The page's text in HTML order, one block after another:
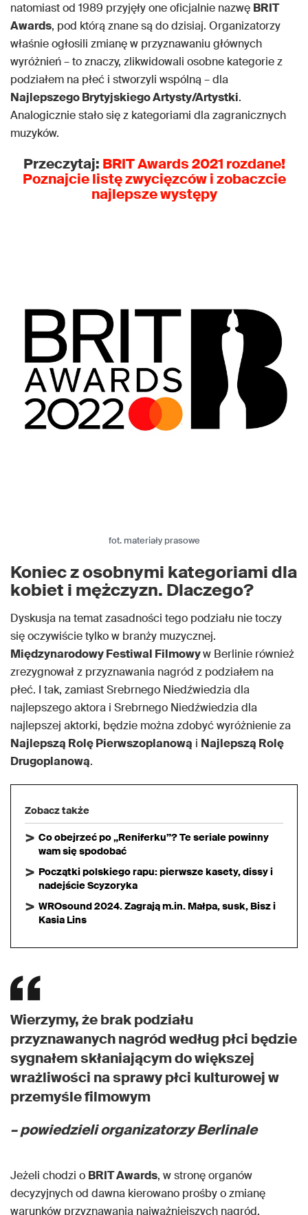
natomiast od 1989 przyjęły one oficjalnie nazwę BRIT
Awards, pod którą znane są do dzisiaj. Organizatorzy
właśnie ogłosili zmianę w przyznawaniu głównych
wyróżnień – to znaczy, zlikwidowali osobne kategorie z
podziałem na płeć i stworzyli wspólną – dla
Najlepszego Brytyjskiego Artysty/Artystki.
Analogicznie stało się z kategoriami dla zagranicznych
muzyków.
Przeczytaj: BRIT Awards 2021 rozdane!
Poznajcie listę zwycięzców i zobaczcie
najlepsze występy
fot. materiały prasowe
Koniec z osobnymi kategoriami dla
kobiet i mężczyzn. Dlaczego?
Dyskusja na temat zasadności tego podziału nie toczy
się oczywiście tylko w branży muzycznej.
Międzynarodowy Festiwal Filmowyw Berlinie również
zrezygnował z przyznawania nagród z podziałem na
płeć. I tak, zamiast Srebrnego Niedźwiedzia dla
najlepszego aktora i Srebrnego Niedźwiedzia dla
najlepszej aktorki, będzie można zdobyć wyróżnienie za
Najlepszą Rolę Pierwszoplanową i Najlepszą Rolę
Drugoplanową.
Zobacz także
Co obejrzeć po „Reniferku”? Te seriale powinny
wam się spodobać
Początki polskiego rapu: pierwsze kasety, dissy i
nadejście Scyzoryka
WROsound 2024. Zagrają m.in. Małpa, susk, Bisz i
Kasia Lins
Wierzymy, że brak podziału
przyznawanych nagród według płci będzie
sygnałem skłaniającym do większej
wrażliwości na sprawy płci kulturowej w
przemyśle filmowym
– powiedzieli organizatorzy Berlinale
Jeżeli chodzi o BRIT Awards, w stronę organów
decyzyjnych od dawna kierowano prośby o zmianę
warunków przyznawania najważniejszych nagród.